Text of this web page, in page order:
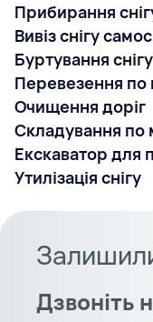
Прибирання
Вивіз снігу
Буртування снігу
Перевезення по
Очищення доріг
Складування по
Екскаватор для
Утилізація снігу
Дзвоніть